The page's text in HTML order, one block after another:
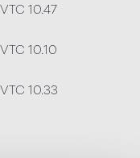
VTC 10.47
VTC 10.10
VTC 10.33